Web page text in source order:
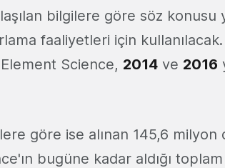
bilgilere göre söz konusu
faaliyetleri için kullanılacak.
Science, 2014 ve 2016
göre ise alınan 145,6 milyon
bugüne kadar aldığı toplam